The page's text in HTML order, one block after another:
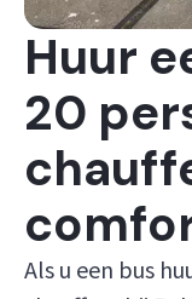
Huur
20
Als u een bus